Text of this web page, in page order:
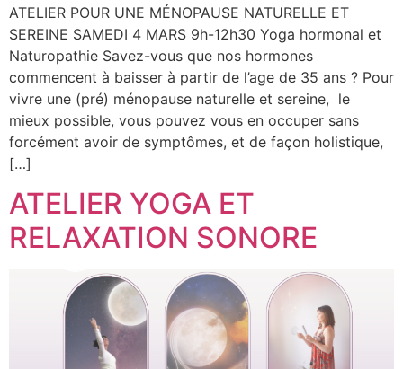
ATELIER POUR UNE MÉNOPAUSE NATURELLE ET
SEREINE SAMEDI 4 MARS 9h-12h30 Yoga hormonal et
Naturopathie Savez-vous que nos hormones
commencent à baisser à partir de l’age de 35 ans ? Pour
vivre une (pré) ménopause naturelle et sereine, le
mieux possible, vous pouvez vous en occuper sans
forcément avoir de symptômes, et de façon holistique,
[…]
ATELIER YOGA ET
RELAXATION SONORE